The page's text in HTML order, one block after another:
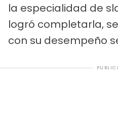
la especialidad de
logró completarla,
con su desempeño